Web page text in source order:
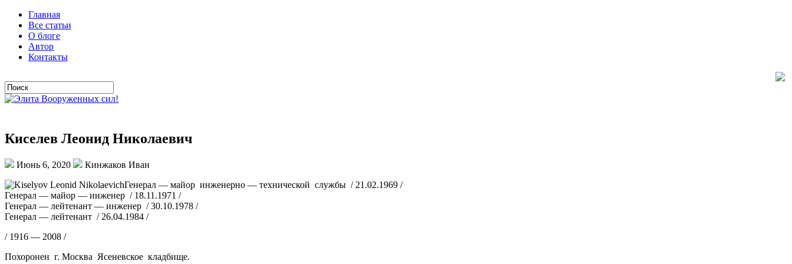
Главная
Все статьи
О блоге
Автор
Контакты
Киселев Леонид Николаевич
Июнь 6, 2020
Кинжаков Иван
Генерал — майор инженерно — технической службы / 21.02.1969 /
Генерал — майор — инженер / 18.11.1971 /
Генерал — лейтенант — инженер / 30.10.1978 /
Генерал — лейтенант / 26.04.1984 /
/ 1916 — 2008 /
Похоронен г. Москва Ясеневское кладбище.